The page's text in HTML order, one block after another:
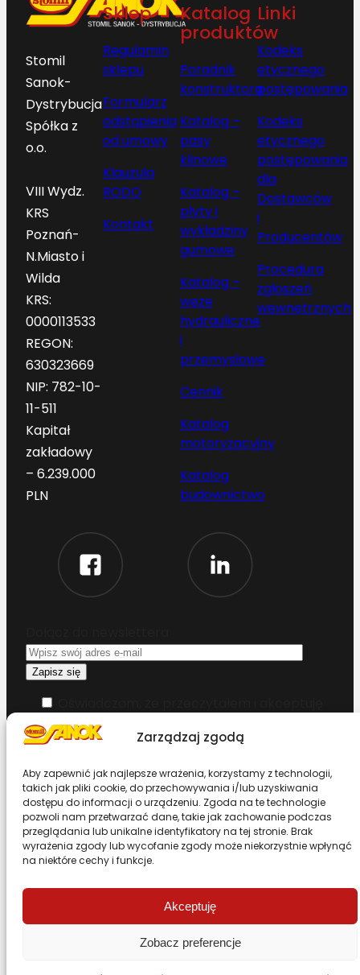
Zarządzaj zgodą
Aby zapewnić jak najlepsze wrażenia, korzystamy z technologii,
takich jak pliki cookie, do przechowywania i/lub uzyskiwania
dostępu do informacji o urządzeniu. Zgoda na te technologie
pozwoli nam przetwarzać dane, takie jak zachowanie podczas
przeglądania lub unikalne identyfikatory na tej stronie. Brak
wyrażenia zgody lub wycofanie zgody może niekorzystnie wpłynąć
na niektóre cechy i funkcje.
Akceptuję
Zobacz preferencje
Stomil
Sanok-
Dystrybucja
Spółka z
o.o.
VIII Wydz.
KRS
Poznań-
N.Miasto i
Wilda
KRS:
0000113533
REGON:
630323669
NIP: 782-10-
11-511
Kapitał
zakładowy
– 6.239.000
PLN
Sklep
Regulamin
sklepu
Formularz
odstąpienia
od umowy
Klauzula
RODO
Kontakt
Katalog
produktów
Poradnik
konstruktora
Katalog –
pasy
klinowe
Katalog –
płyty i
wykładziny
gumowe
Katalog –
węże
hydrauliczne
i
przemysłowe
Cennik
Katalog
motoryzacyjny
Katalog
budownictwo
Linki
Kodeks
etycznego
postępowania
Kodeks
etycznego
postępowania
dla
Dostawców
i
Producentów
Procedura
zgłoszeń
wewnętrznych
warunki korzystania z serwisu
Design & Code by Foxstudio.eu
Przewiń stronę do góry